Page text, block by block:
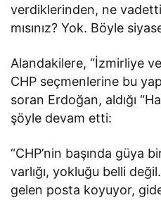
verdiklerinden, ne
mısınız? Yok. Böyle
Alandakilere, “İzmirliye
CHP seçmenlerine bu
soran Erdoğan, aldığı
şöyle devam etti:
“CHP’nin başında güya
varlığı, yokluğu belli
gelen posta koyuyor,